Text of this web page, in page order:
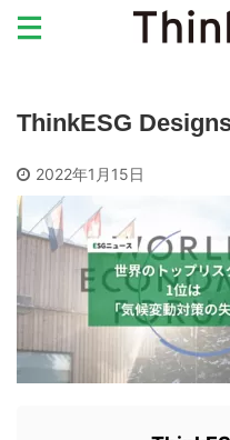
ThinkESG
2022年1月15日